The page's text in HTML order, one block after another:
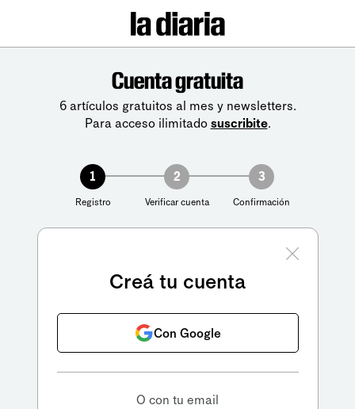
Cuenta gratuita
6 artículos gratuitos al mes y newsletters.
Para acceso ilimitado suscribite.
1
Registro
2
Verificar cuenta
3
Confirmación
Creá tu cuenta
Con Google
O con tu email